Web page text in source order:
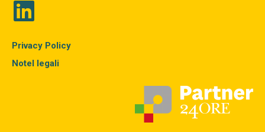
Privacy Policy
Notel legali